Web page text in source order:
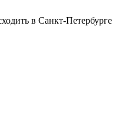
в Санкт-Петербурге